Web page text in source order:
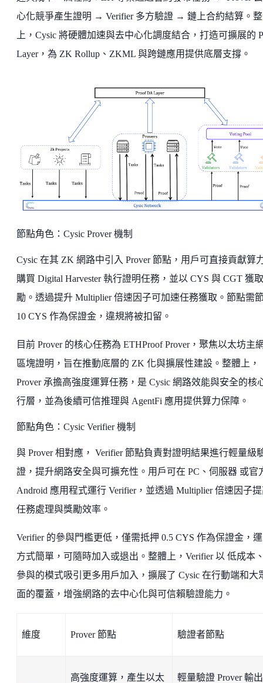
心化競爭產生證明 → Verifier 多方驗證 → 鏈上合約結算。
上，Cysic 將硬體加速與去中心化調度結合，打造可擴展的
Layer，為 ZK Rollup、ZKML 與跨鏈應用提供底層支撐。
節點角色：Cysic Prover 機制
Cysic 在其 ZK 網路中引入 Prover 節點，用戶可直接貢獻算
購買 Digital Harvester 執行證明任務，並以 CYS 與 CGT 獲
勵。透過提升 Multiplier 倍速因子可加速任務獲取。節點需
10 CYS 作為保證金，違規將被扣留。
目前 Prover 的核心任務為 ETHProof Prover，聚焦以太坊主
區塊證明，旨在推動底層的 ZK 化與擴展性建設。整體上，
Prover 承擔高強度運算任務，是 Cysic 網路效能與安全的核
行層，並為後續可信推理與 AgentFi 應用提供算力保障。
節點角色：Cysic Verifier 機制
與 Prover 相對應， Verifier 節點負責對證明結果進行輕量級
證，提升網路安全與可擴充性。用戶可在 PC、伺服器 或官
Android 應用程式運行 Verifier，並透過 Multiplier 倍速因子
任務處理與獎勵效率。
Verifier 的參與門檻更低，僅需抵押 0.5 CYS 作為保證金，
方式簡單，可隨時加入或退出。整體上，Verifier 以 低成本
參與的模式吸引更多用戶加入，擴展了 Cysic 在行動端和大
面的覆蓋，增強網路的去中心化與可信賴驗證能力。
維度 Prover 節點 驗證者節點
高強度運算，產生以太
輕量驗證 Prover 輸